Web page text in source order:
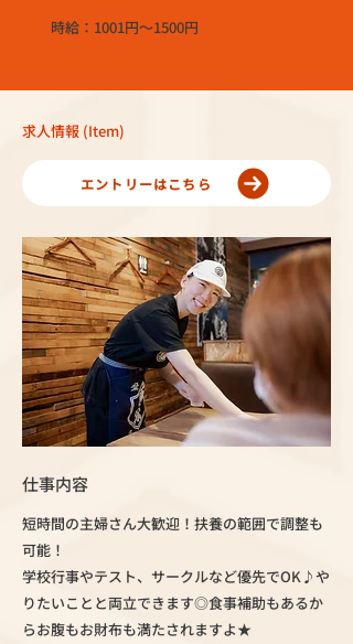
時給：1001円～1500円
求人情報 (Item)
エントリーはこちら
仕事内容
短時間の主婦さん大歓迎！扶養の範囲で調整も
可能！
学校行事やテスト、サークルなど優先でOK♪や
りたいことと両立できます◎食事補助もあるか
らお腹もお財布も満たされますよ★